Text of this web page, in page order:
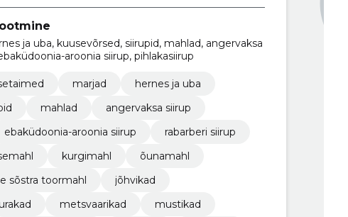
ja uba, kuusevõrsed, siirupid, mahlad, angervaksa
aroonia siirup, pihlakasiirup
marjad
hernes ja uba
mahlad
angervaksa siirup
ebaküdoonia-aroonia siirup
rabarberi siirup
kurgimahl
õunamahl
sõstra toormahl
jõhvikad
metsvaarikad
mustikad